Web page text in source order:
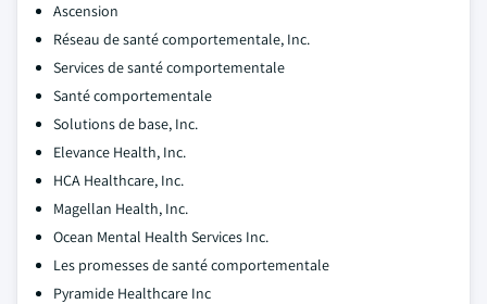
Ascension
Réseau de santé comportementale, Inc.
Services de santé comportementale
Santé comportementale
Solutions de base, Inc.
Elevance Health, Inc.
HCA Healthcare, Inc.
Magellan Health, Inc.
Ocean Mental Health Services Inc.
Les promesses de santé comportementale
Pyramide Healthcare Inc